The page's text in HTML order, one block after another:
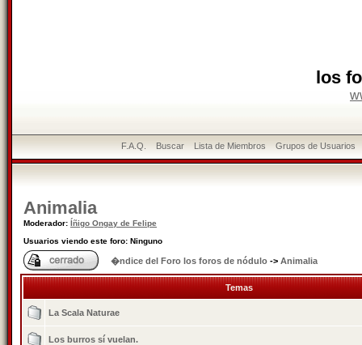
los
F.A.Q. Buscar Lista de Miembros Grupos de Usuarios
Animalia
Moderador: Íñigo Ongay de Felipe
Usuarios viendo este foro: Ninguno
�ndice del Foro los foros de nódulo -> Animalia
Temas
La Scala Naturae
Los burros sí vuelan.